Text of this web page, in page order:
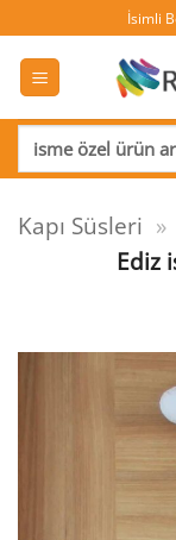
atla
İsimli
Ara:
Kapı Süsleri »
Ediz